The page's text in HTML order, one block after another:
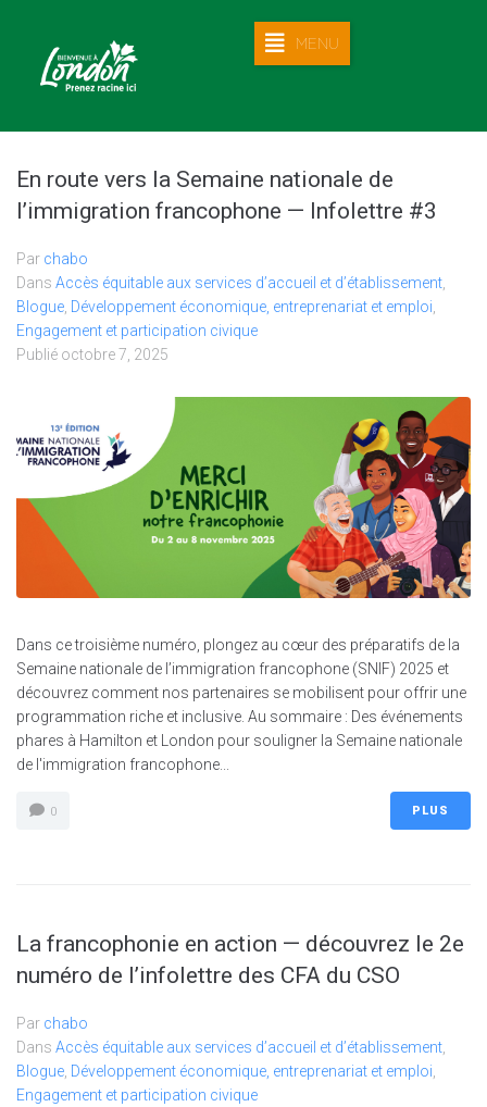
MENU
En route vers la Semaine nationale de
l’immigration francophone — Infolettre #3
Par chabo
Dans Accès équitable aux services d’accueil et d’établissement
Blogue Développement économique, entreprenariat et emploi
Engagement et participation civique
Publié octobre 7, 2025
Dans ce troisième numéro, plongez au cœur des préparatifs de la
Semaine nationale de l’immigration francophone (SNIF) 2025 et
découvrez comment nos partenaires se mobilisent pour offrir une
programmation riche et inclusive. Au sommaire : Des événements
phares à Hamilton et London pour souligner la Semaine nationale
de l'immigration francophone...
0 PLUS
La francophonie en action — découvrez le 2e
numéro de l’infolettre des CFA du CSO
Par chabo
Dans Accès équitable aux services d’accueil et d’établissement,
Blogue, Développement économique, entreprenariat et emploi,
Engagement et participation civique